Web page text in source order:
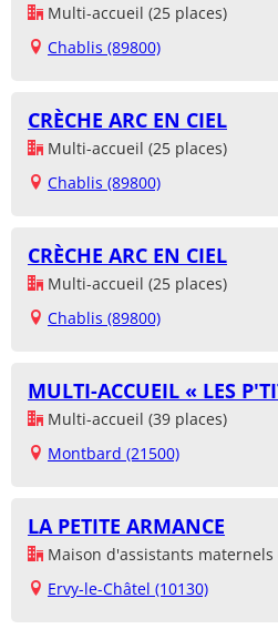
Multi-accueil (25 places)
Chablis (89800)
CRÈCHE ARC EN CIEL
Multi-accueil (25 places)
Chablis (89800)
CRÈCHE ARC EN CIEL
Multi-accueil (25 places)
Chablis (89800)
MULTI-ACCUEIL « LES
Multi-accueil (39 places)
Montbard (21500)
LA PETITE ARMANCE
Maison d'assistants maternels
Ervy-le-Châtel (10130)